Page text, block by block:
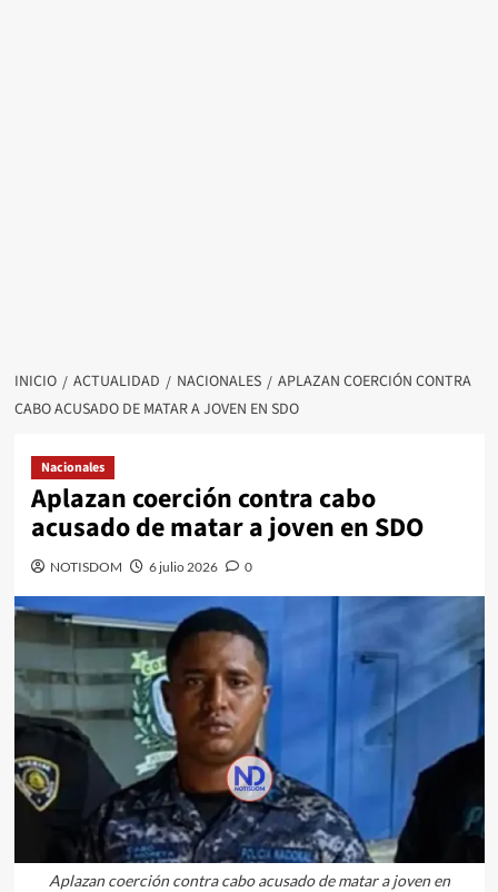
INICIO ACTUALIDAD NACIONALES
APLAZAN COERCIÓN CONTRA
CABO ACUSADO DE MATAR A JOVEN EN SDO
Nacionales
Aplazan coerción contra cabo
acusado de matar a joven en SDO
NOTISDOM 6 julio 2026 0
Aplazan coerción contra cabo acusado de matar a joven en